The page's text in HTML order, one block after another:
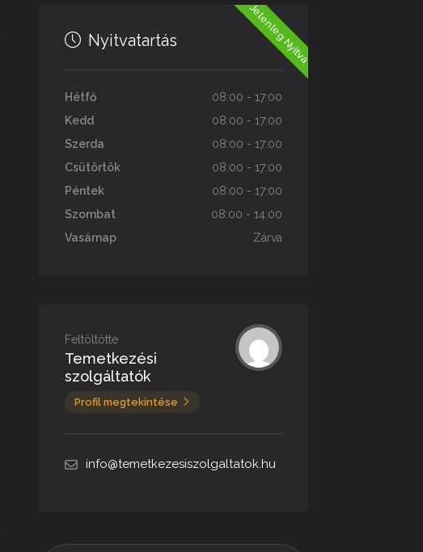
Jelenleg Nyitva
Nyitvatartás
Hétfő
08:00 - 17:00
Kedd
08:00 - 17:00
Szerda
08:00 - 17:00
Csütörtök
08:00 - 17:00
Péntek
08:00 - 17:00
Szombat
08:00 - 14:00
Vasárnap
Zárva
Feltöltötte
Temetkezési
szolgáltatók
Profil megtekintése
info@temetkezesiszolgaltatok.hu